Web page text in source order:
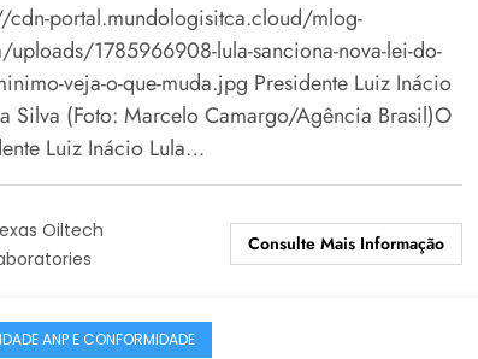
cdn-portal.mundologisitca.cloud/mlog-
uploads/1785966908-lula-sanciona-nova-lei-do-
veja-o-que-muda.jpg Presidente Luiz Inácio
Silva (Foto: Marcelo Camargo/Agência Brasil)O
Luiz Inácio Lula…
Oiltech
Consulte Mais Informação
ANP E CONFORMIDADE